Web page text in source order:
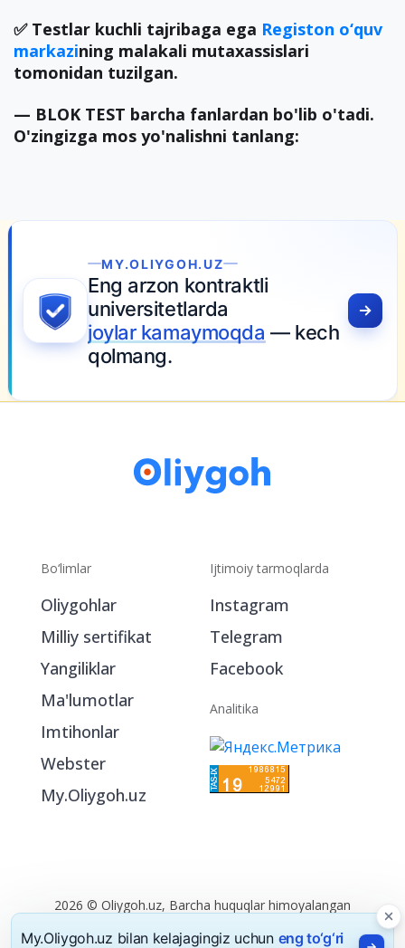
✅ Testlar kuchli tajribaga ega Registon o‘quv
markazining malakali mutaxassislari
tomonidan tuzilgan.
— BLOK TEST barcha fanlardan bo'lib o'tadi.
O'zingizga mos yo'nalishni tanlang:
MY.OLIYGOH.UZ
Eng arzon kontraktli
universitetlarda
joylar kamaymoqda — kech
qolmang.
Bo‘limlar
Oliygohlar
Milliy sertifikat
Yangiliklar
Ma'lumotlar
Imtihonlar
Webster
My.Oliygoh.uz
Ijtimoiy tarmoqlarda
Instagram
Telegram
Facebook
Analitika
2026 © Oliygoh.uz, Barcha huquqlar himoyalangan
Reklama/Foydalanish shartlari
My.Oliygoh.uz bilan kelajagingiz uchun eng to‘g‘ri